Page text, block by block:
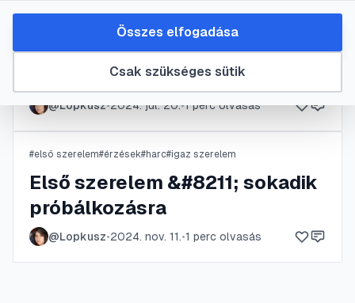
Fácánok
@Lopkusz•2024. júl. 20.•1perc olvasás
#első szerelem#érzések#harc#igaz szerelem
Első szerelem &#8211; sokadik
próbálkozásra
@Lopkusz•2024. nov. 11.•1 perc olvasás
Csak szükséges sütik
Összes elfogadása